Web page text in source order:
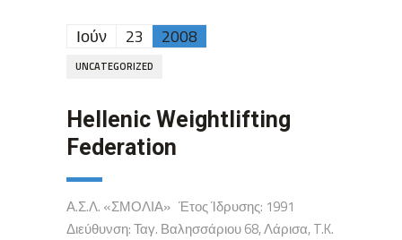
Ιούν 23 2008
UNCATEGORIZED
Hellenic Weightlifting
Federation
Α.Σ.Λ. «ΣΜΟΛΙΑ» Έτος Ίδρυσης: 1991
Διεύθυνση: Ταγ. Βαλησσάριου 68, Λάρισα, T.K.